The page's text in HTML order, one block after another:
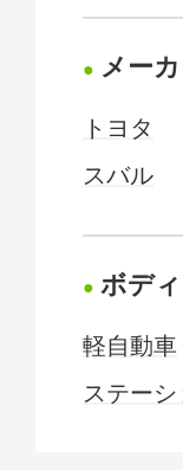
メー
トヨタ
スバル
ボデ
軽自動車
ステー